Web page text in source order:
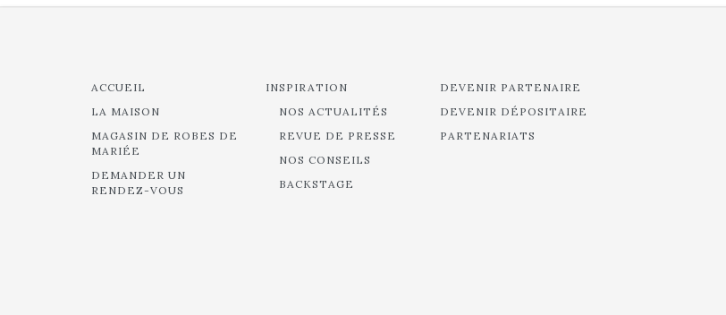
ACCUEIL
LA MAISON
MAGASIN DE ROBES DE
MARIÉE
DEMANDER UN
RENDEZ-VOUS
INSPIRATION
NOS ACTUALITÉS
REVUE DE PRESSE
NOS CONSEILS
BACKSTAGE
DEVENIR PARTENAIRE
DEVENIR DÉPOSITAIRE
PARTENARIATS